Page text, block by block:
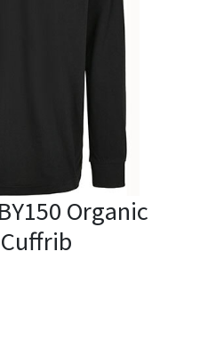
Organic